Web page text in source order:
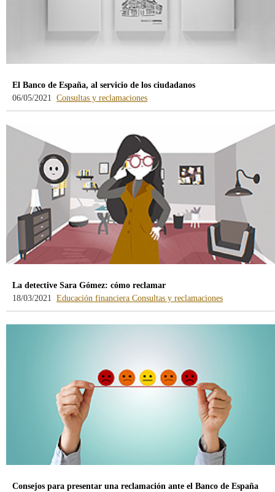
El Banco de España, al servicio de los ciudadanos
06/05/2021 Consultas y reclamaciones-
/webcb/Blog/Otras/
La detective Sara Gómez: cómo reclamar
18/03/2021 Educación financiera-
blog
Consultas y reclamaciones-
blog
Consejos para presentar una reclamación ante el Banco de España